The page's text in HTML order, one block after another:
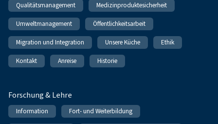
Qualitätsmanagement Medizinproduktesicherheit
Umweltmanagement Öffentlichkeitsarbeit
Migration und Integration Unsere Küche Ethik
Kontakt Anreise Historie
Forschung & Lehre
Information Fort- und Weiterbildung